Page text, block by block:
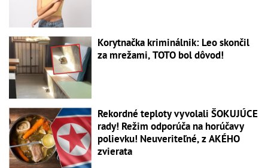
Korytnačka kriminálnik: Leo skončil
za mrežami, TOTO bol dôvod!
Rekordné teploty vyvolali ŠOKUJÚCE
rady! Režim odporúča na horúčavy
polievku! Neuveriteľné, z AKÉHO
zvierata